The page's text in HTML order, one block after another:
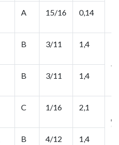
A 15/16 0,14
B 3/11 1,4
B 3/11 1,4
C 1/16 2,1
B 4/12 1,4